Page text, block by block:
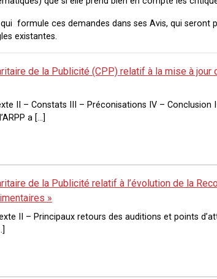
qui formule ces demandes dans ses Avis, qui
existantes.
de la Publicité (CPP) relatif à la mise à jour
II – Constats III – Préconisations IV – Conclusion I
a […]
de la Publicité relatif à l’évolution de la
»
II – Principaux retours des auditions et points